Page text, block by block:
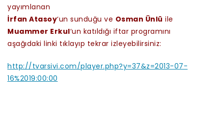
yayımlanan
İrfan Atasoy‘un sunduğu ve Osman Ünlü ile
Muammer Erkul‘un katıldığı iftar programını
aşağıdaki linki tıklayıp tekrar izleyebilirsiniz:
http://tvarsivi.com/player.php?y=37&z=2013-07-
16%2019:00:00